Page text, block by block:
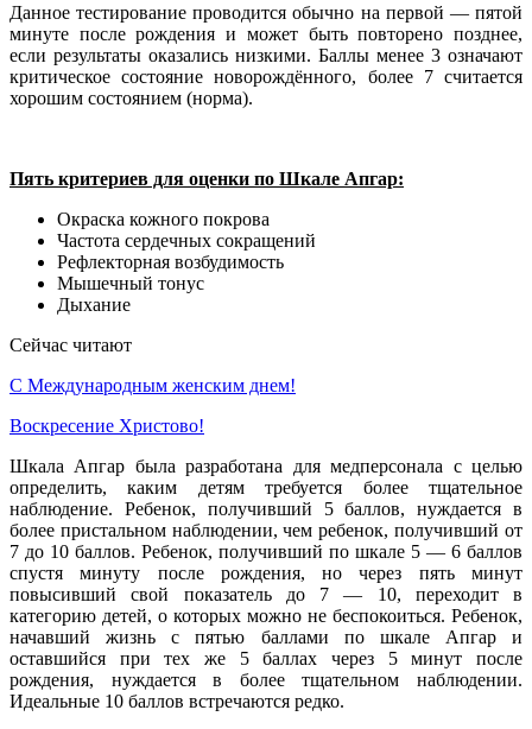
Данное тестирование проводится обычно на первой — пятой
минуте после рождения и может быть повторено позднее,
если результаты оказались низкими. Баллы менее 3 означают
критическое состояние новорождённого, более 7 считается
хорошим состоянием (норма).
Пять критериев для оценки по Шкале Апгар:
Окраска кожного покрова
Частота сердечных сокращений
Рефлекторная возбудимость
Мышечный тонус
Дыхание
Сейчас читают
С Международным женским днем!
Воскресение Xристово!
Шкала Апгар была разработана для медперсонала с целью
определить, каким детям требуется более тщательное
наблюдение. Ребенок, получивший 5 баллов, нуждается в
более пристальном наблюдении, чем ребенок, получивший от
7 до 10 баллов. Ребенок, получивший по шкале 5 — 6 баллов
спустя минуту после рождения, но через пять минут
повысивший свой показатель до 7 — 10, переходит в
категорию детей, о которых можно не беспокоиться. Ребенок,
начавший жизнь с пятью баллами по шкале Апгар и
оставшийся при тех же 5 баллах через 5 минут после
рождения, нуждается в более тщательном наблюдении.
Идеальные 10 баллов встречаются редко.